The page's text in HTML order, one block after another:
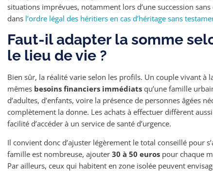
situations imprévues, notamment lors d’une succession
dans l’ordre légal des héritiers en cas d’héritage sans
Faut-il adapter la somme
le lieu de vie ?
Bien sûr, la réalité varie selon les profils. Un couple vivant à
mêmes besoins financiers immédiats qu’une famille
d’adultes, d’enfants, voire la présence de personnes âgées
complètement la donne. Les achats à effectuer diffèrent
facilité d’accéder à un service de santé d’urgence.
Il convient donc d’ajuster légèrement le total conseillé pour
famille est nombreuse, ajouter 30 à 50 euros pour chaque
Par ailleurs, ceux qui habitent en zone isolée peuvent